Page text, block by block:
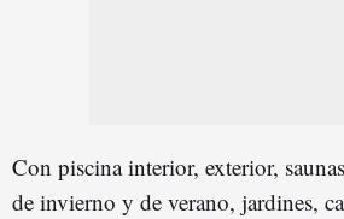
Con piscina interior, exterior,
de invierno y de verano, jardines,